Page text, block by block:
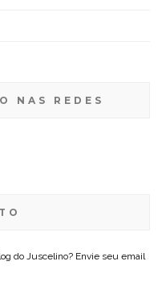
NAS REDES
do Juscelino? Envie seu email